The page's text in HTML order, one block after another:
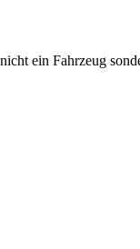
ein Fahrzeug